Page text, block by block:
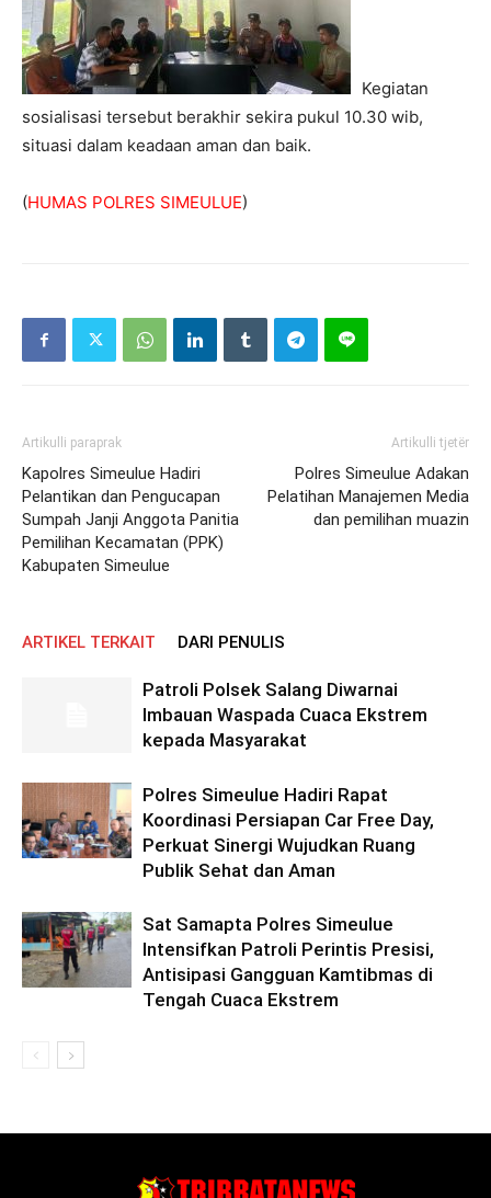
Kegiatan
sosialisasi tersebut berakhir sekira pukul 10.30 wib,
situasi dalam keadaan aman dan baik.
(HUMAS POLRES SIMEULUE)
Artikulli paraprak
Kapolres Simeulue Hadiri
Pelantikan dan Pengucapan
Sumpah Janji Anggota Panitia
Pemilihan Kecamatan (PPK)
Kabupaten Simeulue
Artikulli tjetër
Polres Simeulue Adakan
Pelatihan Manajemen Media
dan pemilihan muazin
ARTIKEL TERKAIT DARI PENULIS
Patroli Polsek Salang Diwarnai
Imbauan Waspada Cuaca Ekstrem
kepada Masyarakat
Polres Simeulue Hadiri Rapat
Koordinasi Persiapan Car Free Day,
Perkuat Sinergi Wujudkan Ruang
Publik Sehat dan Aman
Sat Samapta Polres Simeulue
Intensifkan Patroli Perintis Presisi,
Antisipasi Gangguan Kamtibmas di
Tengah Cuaca Ekstrem